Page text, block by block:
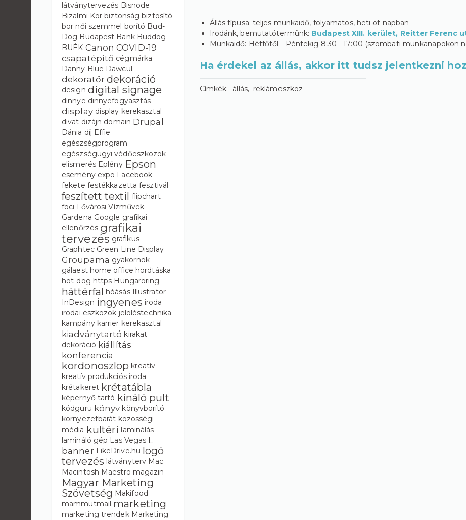
látványtervezés Bisnode
Bizalmi Kör biztonság biztosító
bor női szemmel borító Bud-
Dog Budapest Bank Buddog
BUÉK Canon COVID-19
csapatépítő cégmárka
Danny Blue Dawcul
dekoratőr dekoráció
design digital signage
dinnye dinnyefogyasztás
display display kerekasztal
divat dizájn domain Drupal
Dánia díj Effie
egészségprogram
egészségügyi védőeszközök
elismerés Eplény Epson
esemény expo Facebook
fekete festékkazetta fesztivál
feszített textil flipchart
foci Fővárosi Vízművek
Gardena Google grafikai
ellenőrzés grafikai
tervezés grafikus
Graphtec Green Line Display
Groupama gyakornok
gálaest home office hordtáska
hot-dog https Hungaroring
háttérfal hóásás Illustrator
InDesign ingyenes iroda
irodai eszközök jelöléstechnika
kampány karrier kerekasztal
kiadványtartó kirakat
dekoráció kiállítás
konferencia
kordonoszlop kreatív
kreatív produkciós iroda
krétakeret krétatábla
képernyő tartó kínáló pult
kódguru könyv könyvborító
környezetbarát közösségi
média kültéri laminálás
lamináló gép Las Vegas L
banner LikeDrive.hu logó
tervezés látványterv Mac
Macintosh Maestro magazin
Magyar Marketing
Szövetség Makifood
mammutmail marketing
marketing trendek Marketing
Állás típusa: teljes munkaidő, folyamatos, heti öt napban
Irodánk, bemutatótermünk: Budapest XIII. kerület, Reitter Ferenc
Munkaidő: Hétfőtől - Péntekig 8:30 - 17:00 (szombati munkanapokon
Ha érdekel az állás, akkor itt tudsz jelentkezni
Címkék: állás reklámeszköz